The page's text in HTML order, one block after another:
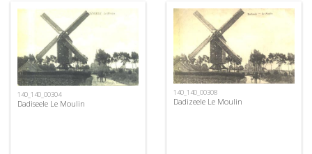
140_140_00304
Dadiseele Le Moulin
140_140_00308
Dadizeele Le Moulin